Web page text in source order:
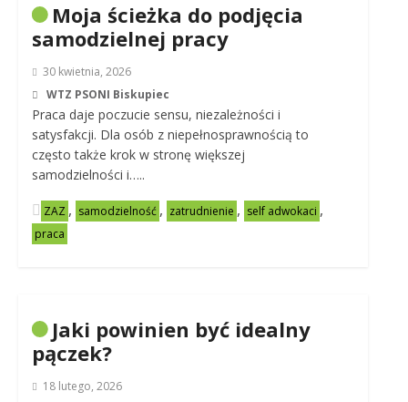
Moja ścieżka do podjęcia
samodzielnej pracy
30 kwietnia, 2026
WTZ PSONI Biskupiec
Praca daje poczucie sensu, niezależności i
satysfakcji. Dla osób z niepełnosprawnością to
często także krok w stronę większej
samodzielności i…..
ZAZ , samodzielność , zatrudnienie , self adwokaci ,
praca
Jaki powinien być idealny
pączek?
18 lutego, 2026